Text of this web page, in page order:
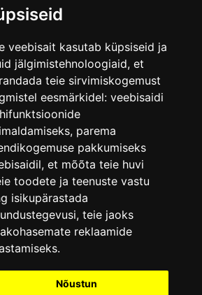
veebisait kasutab küpsiseid ja
jälgimistehnoloogiaid, et
teie sirvimiskogemust
eesmärkidel: veebisaidi
, parema
pakkumiseks
, et mõõta teie huvi
toodete ja teenuste vastu
isikupärastada
, teie jaoks
reklaamide
.
Nõustun
ГОРОДСКОЙ МУЗЕЙ
Vene 17
9–17:(+372) 610 4178